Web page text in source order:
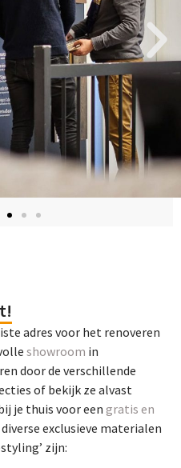
adres voor het renoveren
showroom in
door de verschillende
of bekijk ze alvast
je thuis voor eengratis en
diverse exclusieve materialen
zijn: